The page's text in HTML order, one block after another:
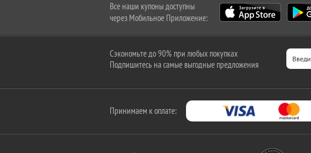
Все наши купоны доступны
через Мобильное Приложение:
Сэкономьте до 90% при любых покупках
Подпишитесь на самые выгодные предложения
Принимаем к оплате: